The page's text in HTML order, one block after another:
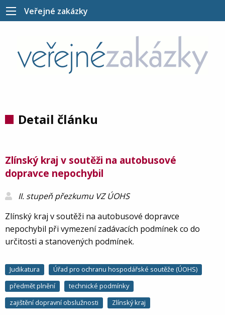
Veřejné zakázky
Detail článku
Zlínský kraj v soutěži na autobusové
dopravce nepochybil
II. stupeň přezkumu VZ ÚOHS
Zlínský kraj v soutěži na autobusové dopravce
nepochybil při vymezení zadávacích podmínek co do
určitosti a stanovených podmínek.
Judikatura
Úřad pro ochranu hospodářské soutěže (ÚOHS)
předmět plnění
technické podmínky
zajištění dopravní obslužnosti
Zlínský kraj